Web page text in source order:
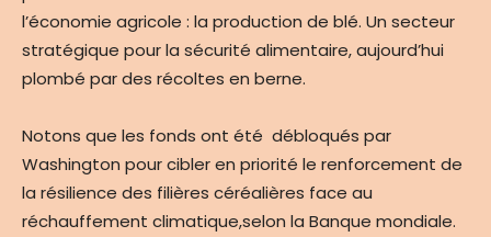
l’économie agricole : la production de blé. Un secteur
stratégique pour la sécurité alimentaire, aujourd’hui
plombé par des récoltes en berne.
Notons que les fonds ont été débloqués par
Washington pour cibler en priorité le renforcement de
la résilience des filières céréalières face au
réchauffement climatique,selon la Banque mondiale.